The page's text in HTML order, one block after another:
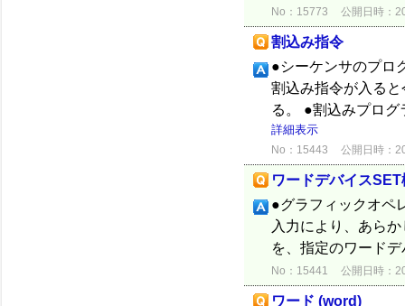
No：15773 公開日時：
割込み指令
●シーケンサのプロ
割込み指令が入る
る。 ●割込みプロ
詳細表示
No：15443 公開日時：
ワードデバイスSET
●グラフィックオペ
入力により、あら
を、指定のワード
No：15441 公開日時：
ワード (word)